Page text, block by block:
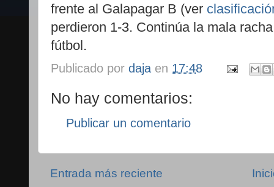
frente al Galapagar B (ver
perdieron 1-3. Continúa la mala
fútbol.
Publicado por daja en 17:48
No hay comentarios:
Publicar un comentario
Entrada más reciente